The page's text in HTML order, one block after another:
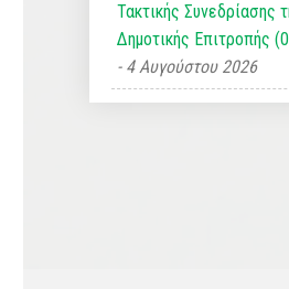
Τακτικής Συνεδρίασης
Δημοτικής Επιτροπής
4 Αυγούστου 2026